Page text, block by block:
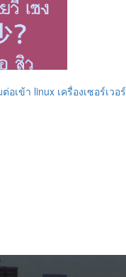
อเข้า linux เครื่องเซอร์เวอร์